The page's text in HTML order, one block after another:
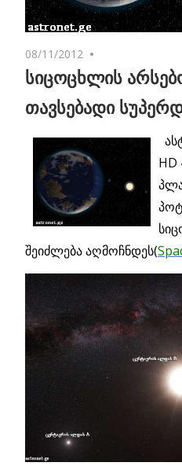
08/11/2012
სიცოცხლის
თავსებადი
HD
შეიძლება აღმოჩნდეს(